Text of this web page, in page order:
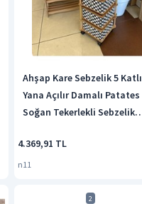
Ahşap Kare Sebzelik 5 Katlı
Yana Açılır Damalı Patates
Soğan Tekerlekli Sebzelik
4.369,91 TL
n11
2